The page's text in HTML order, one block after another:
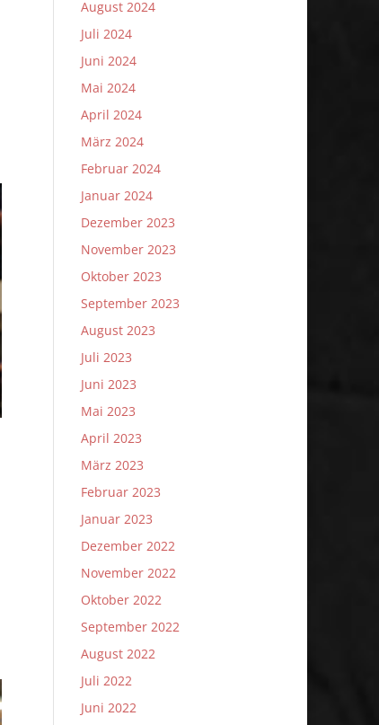
August 2024
Juli 2024
Juni 2024
Mai 2024
April 2024
März 2024
Februar 2024
Januar 2024
Dezember 2023
November 2023
Oktober 2023
September 2023
August 2023
Juli 2023
Juni 2023
Mai 2023
April 2023
März 2023
Februar 2023
Januar 2023
Dezember 2022
November 2022
Oktober 2022
September 2022
August 2022
Juli 2022
Juni 2022